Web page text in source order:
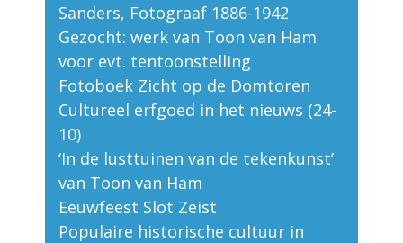
Sanders, Fotograaf 1886-1942
Gezocht: werk van Toon van Ham
voor evt. tentoonstelling
Fotoboek Zicht op de Domtoren
Cultureel erfgoed in het nieuws (24-
10)
‘In de lusttuinen van de tekenkunst’
van Toon van Ham
Eeuwfeest Slot Zeist
Populaire historische cultuur in